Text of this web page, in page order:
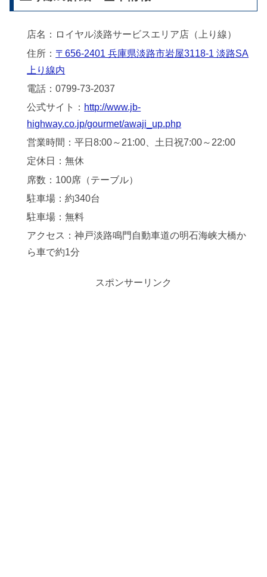
店名：ロイヤル淡路サービスエリア店（上り線）
住所： 〒656-2401 兵庫県淡路市岩屋3118-1 淡路SA
上り線内
電話：0799-73-2037
公式サイト： http://www.jb-
highway.co.jp/gourmet/awaji_up.php
営業時間：平日8:00～21:00、土日祝7:00～22:00
定休日：無休
席数：100席（テーブル）
駐車場：約340台
駐車場：無料
アクセス：神戸淡路鳴門自動車道の明石海峡大橋か
ら車で約1分
スポンサーリンク